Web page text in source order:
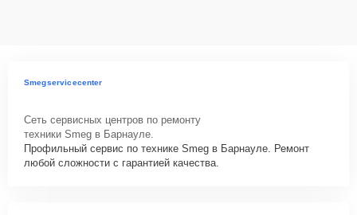
Для запуска процесса ремонта варочной панели Smeg
специалисты оперативно проконсультируют по всем необходимым
вопросам, запишут на диагностику, подскажут с вариантами
курьерской доставки или оформят выезд мастера в удобное время
и место.
Smegservicecenter
Сеть сервисных центров по ремонту
техники Smeg в Барнауле.
Профильный сервис по технике Smeg в Барнауле. Ремонт
любой сложности с гарантией качества.